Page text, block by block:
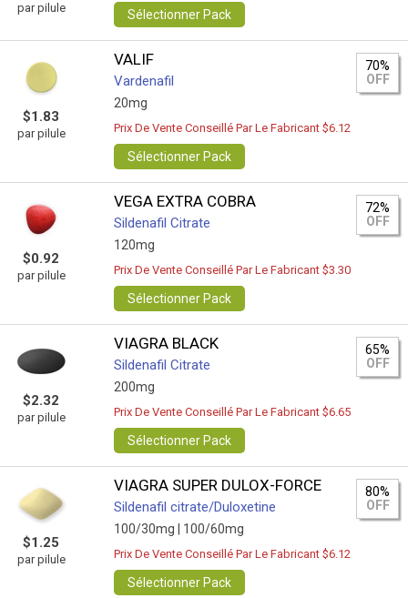
par pilule Sélectionner Pack
$1.83
par pilule
VALIF
Vardenafil
20mg
70%
OFF
Prix De Vente Conseillé Par Le Fabricant $6.12
Sélectionner Pack
$0.92
par pilule
VEGA EXTRA COBRA
Sildenafil Citrate
120mg
72%
OFF
Prix De Vente Conseillé Par Le Fabricant $3.30
Sélectionner Pack
$2.32
par pilule
VIAGRA BLACK
Sildenafil Citrate
200mg
65%
OFF
Prix De Vente Conseillé Par Le Fabricant $6.65
Sélectionner Pack
$1.25
par pilule
VIAGRA SUPER DULOX-FORCE
Sildenafil citrate/Duloxetine
100/30mg | 100/60mg
80%
OFF
Prix De Vente Conseillé Par Le Fabricant $6.12
Sélectionner Pack